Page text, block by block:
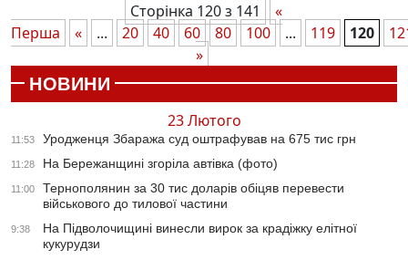
Сторінка 120 з 141
«
Перша
« ... 20 40 60 80 100 ... 119 120
»
НОВИНИ
23 Лютого
11:53 Уродженця Збаража суд оштрафував на 675 тис грн
11:28 На Бережанщині згоріла автівка (фото)
11:00
Тернополянин за 30 тис доларів обіцяв перевести
військового до тилової частини
9:38
На Підволочищині винесли вирок за крадіжку елітної
кукурудзи